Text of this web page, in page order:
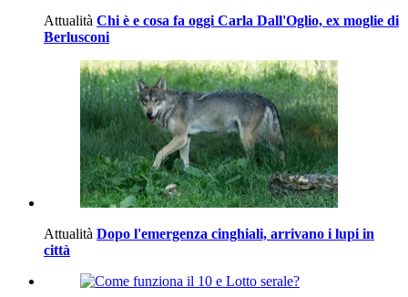
Attualità Chi è e cosa fa oggi Carla Dall'Oglio, ex moglie di
Berlusconi
Attualità Dopo l'emergenza cinghiali, arrivano i lupi in
città